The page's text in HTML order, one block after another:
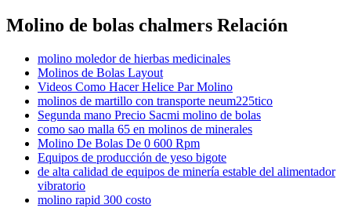
Molino de bolas chalmers Relación
molino moledor de hierbas medicinales
Molinos de Bolas Layout
Videos Como Hacer Helice Par Molino
molinos de martillo con transporte neum225tico
Segunda mano Precio Sacmi molino de bolas
como sao malla 65 en molinos de minerales
Molino De Bolas De 0 600 Rpm
Equipos de producción de yeso bigote
de alta calidad de equipos de minería estable del alimentador
vibratorio
molino rapid 300 costo